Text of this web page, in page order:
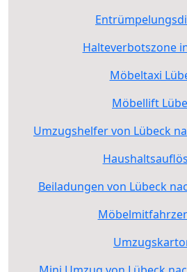
Halteverbotszone
Möbeltaxi
Möbellift
Umzugshelfer von Lübeck
Beiladungen von Lübeck